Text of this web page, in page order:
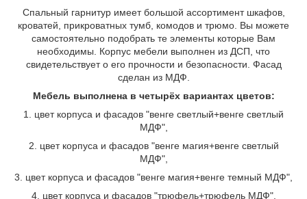
Спальный гарнитур имеет большой ассортимент шкафов,
кроватей, прикроватных тумб, комодов и трюмо. Вы можете
самостоятельно подобрать те элементы которые Вам
необходимы. Корпус мебели выполнен из ДСП, что
свидетельствует о его прочности и безопасности. Фасад
сделан из МДФ.
Мебель выполнена в четырёх вариантах цветов:
1. цвет корпуса и фасадов "венге светлый+венге светлый
МДФ",
2. цвет корпуса и фасадов "венге магия+венге светлый
МДФ",
3. цвет корпуса и фасадов "венге магия+венге темный МДФ",
4. цвет корпуса и фасадов "трюфель+трюфель МДФ".